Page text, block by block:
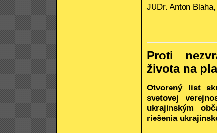
JUDr. Anton
Proti
života na
Otvorený list
svetovej
ukrajinským
riešenia